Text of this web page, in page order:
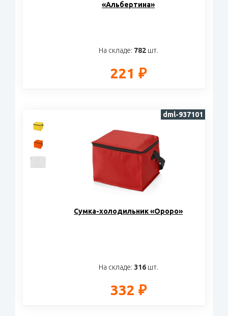
«Альбертина»
На складе: 782шт.
221 ₽
Сумка-холодильник «Ороро»
На складе: 316шт.
332 ₽
dml-937101